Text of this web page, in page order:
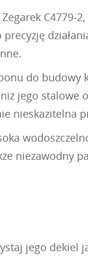
C4779-
do budowy
jego stalowe
nieskazitelna
niezawodny
jego dekiel